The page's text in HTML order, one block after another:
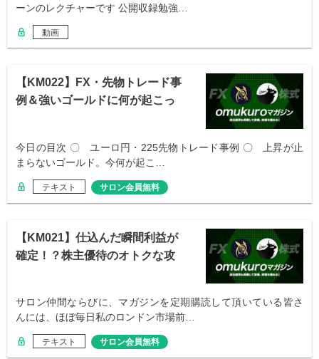
ーンのレクチャーです 公開収録勉強…
動画
【KM022】FX・先物トレード事
例＆強いゴールドに何が起こっ
今日の目次 〇 ユーロ円・225先物トレード事例 〇 上昇が止
まらないゴールド。今何が起こ…
テキスト サロン会員無料
【KM021】仕込んだ瞬間利益が
確定！？株主優待のオトクな攻
サロン仲間ならびに、マガジンを定期購読して頂いている皆さ
んには、ほぼ毎日私のロンドン市場前…
テキスト サロン会員無料